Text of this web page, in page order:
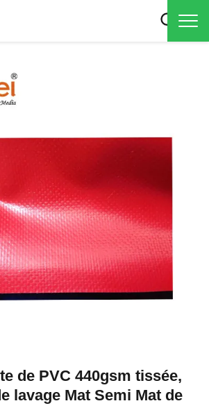
de PVC 440gsm tissée,
lavage Mat Semi Mat de